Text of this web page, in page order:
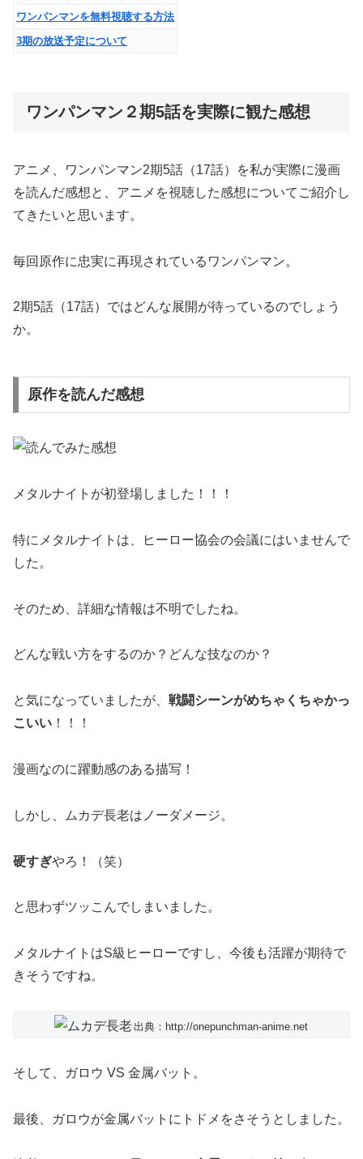
ワンパンマンを無料視聴する方法
3期の放送予定について
ワンパンマン２期5話を実際に観た感想
アニメ、ワンパンマン2期5話（17話）を私が実際に漫画
を読んだ感想と、アニメを視聴した感想についてご紹介し
てきたいと思います。
毎回原作に忠実に再現されているワンパンマン。
2期5話（17話）ではどんな展開が待っているのでしょう
か。
原作を読んだ感想
メタルナイトが初登場しました！！！
特にメタルナイトは、ヒーロー協会の会議にはいませんで
した。
そのため、詳細な情報は不明でしたね。
どんな戦い方をするのか？どんな技なのか？
と気になっていましたが、 戦闘シーンがめちゃくちゃかっ
こいい ！！！
漫画なのに躍動感のある描写！
しかし、ムカデ長老はノーダメージ。
硬すぎやろ！（笑）
と思わずツッこんでしまいました。
メタルナイトはS級ヒーローですし、今後も活躍が期待で
きそうですね。
出典：http://onepunchman-anime.net
そして、ガロウ VS 金属バット。
最後、ガロウが金属バットにトドメをさそうとしました。